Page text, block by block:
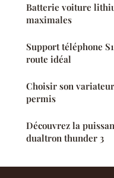
Batterie voiture
maximales
Support téléphone
route idéal
Choisir son
permis
Découvrez la
dualtron thunder 3